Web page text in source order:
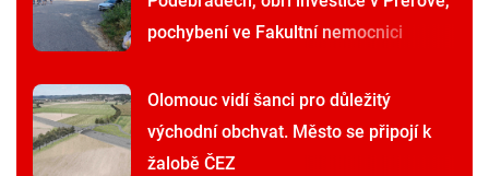
pochybení ve Fakultní nemocnici
Olomouc vidí šanci pro důležitý
východní obchvat. Město se připojí k
žalobě ČEZ